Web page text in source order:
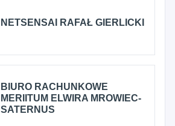
NETSENSAI RAFAŁ GIERLICKI
BIURO RACHUNKOWE
MERIITUM ELWIRA MROWIEC-
SATERNUS